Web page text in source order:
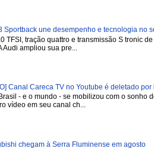
Sportback une desempenho e tecnologia no
TFSI, tração quattro e transmissão S tronic
ampliou sua pre...
Canal Careca TV no Youtube é deletado por
- e o mundo - se mobilizou com o sonho
vídeo em seu canal ch...
chegam à Serra Fluminense em agosto